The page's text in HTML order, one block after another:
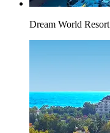
Dream World Resort